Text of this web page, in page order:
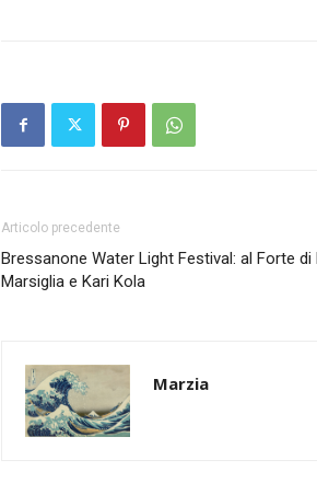
Articolo precedente
Bressanone Water Light Festival: al Forte
Marsiglia e Kari Kola
Marzia